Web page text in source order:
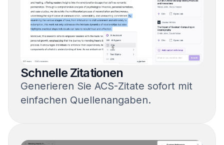
Schnelle Zitationen
Generieren Sie ACS-Zitate sofort mit
einfachen Quellenangaben.